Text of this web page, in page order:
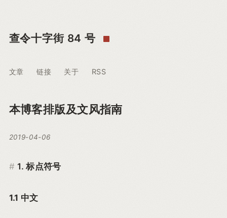
查令十字街 84 号
文章 链接 关于 RSS
本博客排版及文风指南
2019-04-06
1. 标点符号
1.1 中文